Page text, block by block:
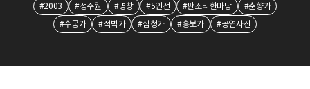
#2003 #정주원 #명창 #5인전 #판소리한마당
#춘향가
#수궁가
#적벽가 #심청가 #흥보가 #공연사진